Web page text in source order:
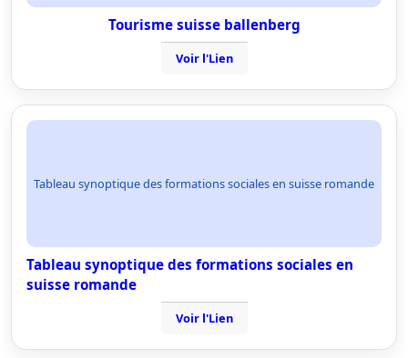
Tourisme suisse ballenberg
Voir l'Lien
Tableau synoptique des formations sociales en suisse romande
Tableau synoptique des formations sociales en
suisse romande
Voir l'Lien